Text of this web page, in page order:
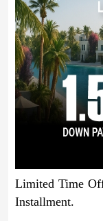
Limited Time
Installment.